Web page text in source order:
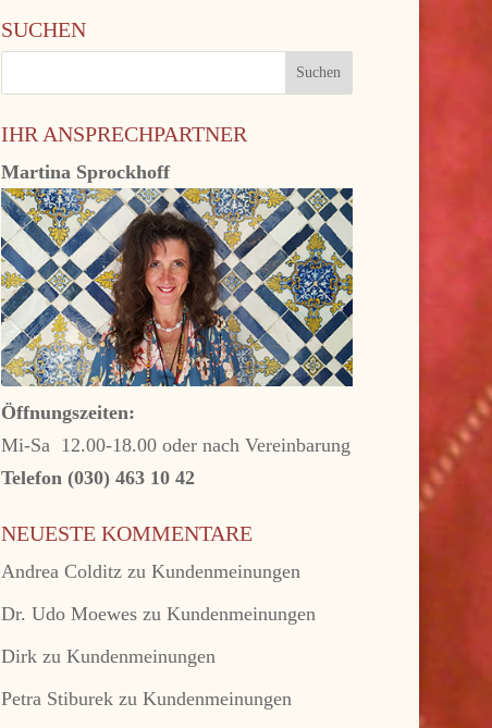
SUCHEN
IHR ANSPRECHPARTNER
Martina Sprockhoff
Öffnungszeiten:
Mi-Sa 12.00-18.00 oder nach Vereinbarung
Telefon (030) 463 10 42
NEUESTE KOMMENTARE
Andrea Colditz zuKundenmeinungen
Dr. Udo Moewes zuKundenmeinungen
Dirk zuKundenmeinungen
Petra Stiburek zuKundenmeinungen